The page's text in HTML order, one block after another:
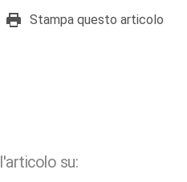
Stampa questo articolo
su: